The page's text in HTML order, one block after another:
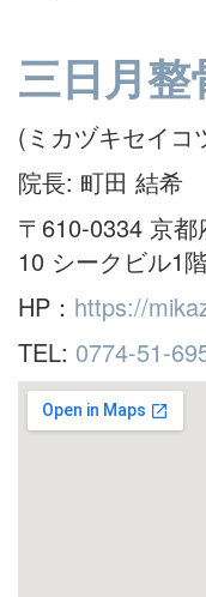
三日月整
(ミカヅキセイコ
院長: 町田 結希
〒610-0334 京
10 シークビル1
HP： https://
TEL: 0774-51-